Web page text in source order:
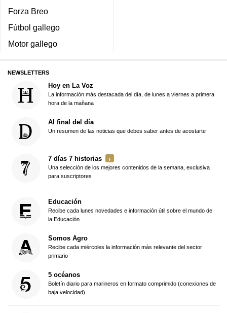
Forza Breo
Fútbol gallego
Motor gallego
NEWSLETTERS
Hoy en La Voz
La información más destacada del día, de lunes a viernes a primera
hora de la mañana
Al final del día
Un resumen de las noticias que debes saber antes de acostarte
7 días 7 historias
Una selección de los mejores contenidos de la semana, exclusiva
para suscriptores
Educación
Recibe cada lunes novedades e información útil sobre el mundo de
la Educación
Somos Agro
Recibe cada miércoles la información más relevante del sector
primario
5 océanos
Boletín diario para marineros en formato comprimido (conexiones de
baja velocidad)